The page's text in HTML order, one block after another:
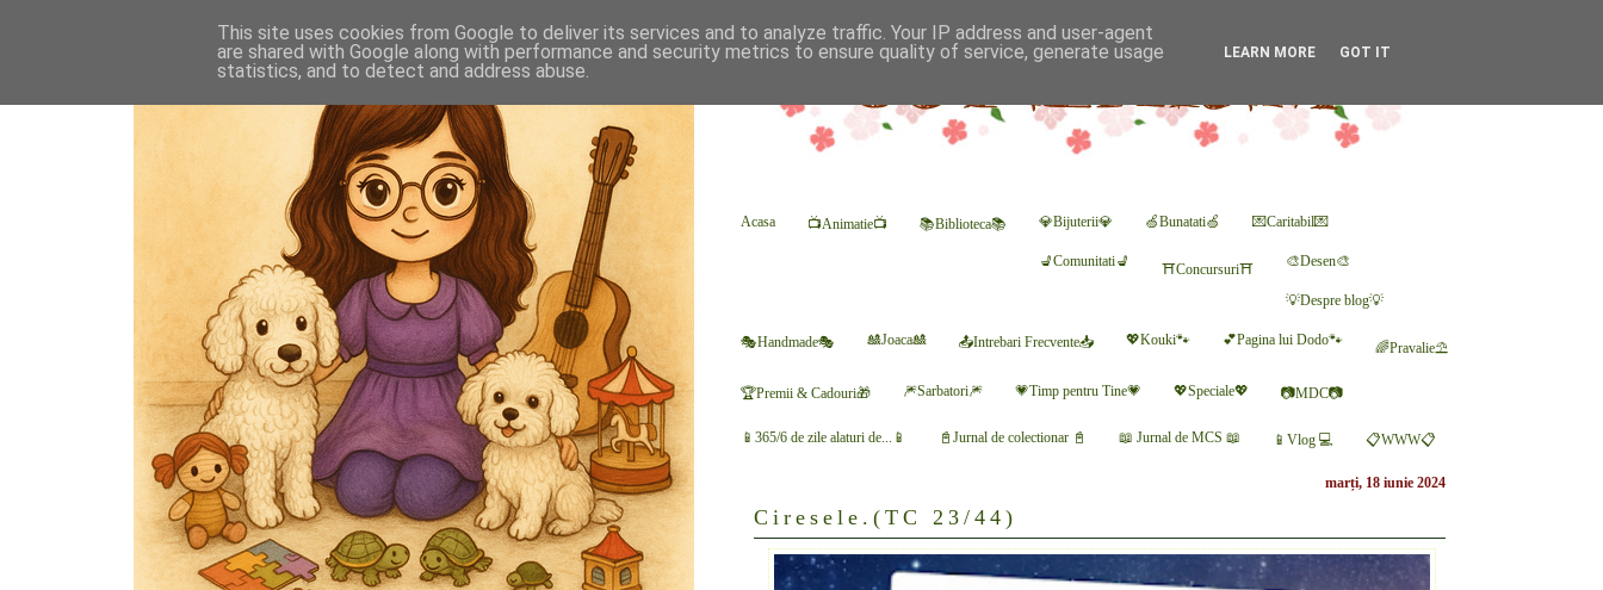
Acasa 📺Animatie📺 📚Biblioteca📚 💎Bijuterii💎 🍏Bunatati🍏 💌Caritabil💌
💺Comunitati💺 ⛩Concursuri⛩ 🎨Desen🎨
💡Despre blog💡
🎭Handmade🎭 🎎Joaca🎎 📤Intrebari Frecvente📥 💖Kouki🐾 💕Pagina lui Dodo🐾 🌈Pravalie⛱
🏆Premii & Cadouri🎁 🎆Sarbatori🎆 💗Timp pentru Tine💗 💖Speciale💖 📷MDC📷
📱365/6 de zile alaturi de...📱 📓Jurnal de colectionar 📓 📖 Jurnal de MCS 📖 📱Vlog 💻 📋WWW📋
marți, 18 iunie 2024
Ciresele.(TC 23/44)
This site uses cookies from Google to deliver its services and to analyze traffic. Your IP address and user-agent
are shared with Google along with performance and security metrics to ensure quality of service, generate usage
statistics, and to detect and address abuse.
LEARN MORE GOT IT